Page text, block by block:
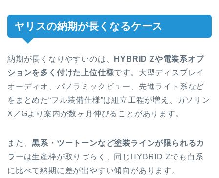
ヤリスの納期が長くなるケース
納期が長くなりやすいのは、
HYBRID Zや電装系オプ
ションを多く付けた上位仕様です。大型ディスプレイ
オーディオ、パノラミックビュー、先進ライト系など
をまとめた“フル装備仕様”は組立工程が増え、ガソリン
X／Gより案内が数ヶ月伸びることがあります。
また、黒系・ツートーンなど塗装ラインが限られるカ
ラーは生産枠が取りづらく、同じHYBRID Zでも白系
に比べて納期に差が出やすい傾向があります。